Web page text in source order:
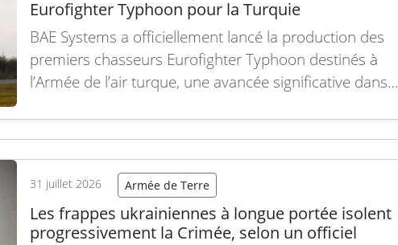
Eurofighter Typhoon pour la Turquie
BAE Systems a officiellement lancé la production des
premiers chasseurs Eurofighter Typhoon destinés à
l’Armée de l’air turque, une avancée significative dans
militaire du pays ces dernières décennies. Le
dans son rapport financier du premier semestre 2026,…
Lire la suite
31 juillet 2026 Armée de Terre
Les frappes ukrainiennes à longue portée isolent
progressivement la Crimée, selon un officiel